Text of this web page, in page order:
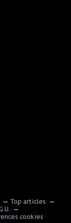
Top articles
cookies